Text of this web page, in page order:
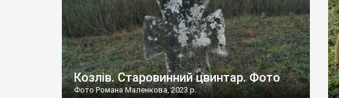
Козлів. Старовинний цвинтар. Фото
Фото Романа Маленкова, 2023 р.